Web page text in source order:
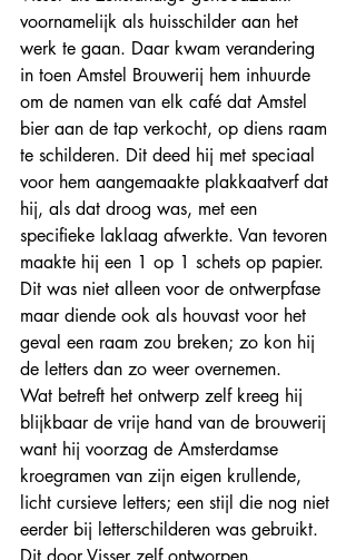
voornamelijk als huisschilder aan het
werk te gaan. Daar kwam verandering
in toen Amstel Brouwerij hem inhuurde
om de namen van elk café dat Amstel
bier aan de tap verkocht, op diens raam
te schilderen. Dit deed hij met speciaal
voor hem aangemaakte plakkaatverf dat
hij, als dat droog was, met een
specifieke laklaag afwerkte. Van tevoren
maakte hij een 1 op 1 schets op papier.
Dit was niet alleen voor de ontwerpfase
maar diende ook als houvast voor het
geval een raam zou breken; zo kon hij
de letters dan zo weer overnemen.
Wat betreft het ontwerp zelf kreeg hij
blijkbaar de vrije hand van de brouwerij
want hij voorzag de Amsterdamse
kroegramen van zijn eigen krullende,
licht cursieve letters; een stijl die nog niet
eerder bij letterschilderen was gebruikt.